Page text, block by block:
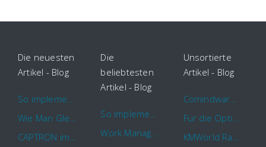
Die neuesten
Artikel - Blog
Die
beliebtesten
Artikel - Blog
Unsortierte
Artikel - Blog